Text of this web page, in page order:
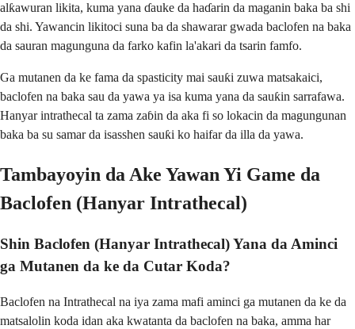
alƙawuran likita, kuma yana ɗauke da haɗarin da maganin baka ba shi
da shi. Yawancin likitoci suna ba da shawarar gwada baclofen na baka
da sauran magunguna da farko kafin la'akari da tsarin famfo.
Ga mutanen da ke fama da spasticity mai sauƙi zuwa matsakaici,
baclofen na baka sau da yawa ya isa kuma yana da sauƙin sarrafawa.
Hanyar intrathecal ta zama zaɓin da aka fi so lokacin da magungunan
baka ba su samar da isasshen sauƙi ko haifar da illa da yawa.
Tambayoyin da Ake Yawan Yi Game da
Baclofen (Hanyar Intrathecal)
Shin Baclofen (Hanyar Intrathecal) Yana da Aminci
ga Mutanen da ke da Cutar Koda?
Baclofen na Intrathecal na iya zama mafi aminci ga mutanen da ke da
matsalolin koda idan aka kwatanta da baclofen na baka, amma har